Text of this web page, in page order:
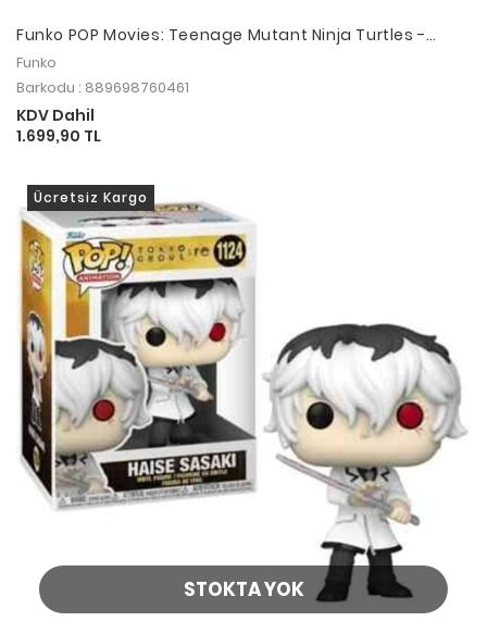
Funko POP Movies: Teenage Mutant Ninja Turtles -
Leonardo (Meditating)
Funko
Barkodu : 889698760461
KDV Dahil
1.699,90 TL
STOKTA YOK
Ücretsiz Kargo